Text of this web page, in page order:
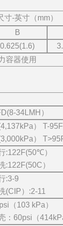
寸-英寸（mm）
B
0.625(1.6)
容器使用
34LMH）
） T-
）
:122F(50℃）
:122F(50C）
:3-9
(CIP）:2-11
（103 kPa）
：60psi（